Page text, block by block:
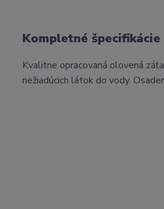
Kompletné špecifikácie
Kvalitne opracovaná olovená
nežiadúcich látok do vody.